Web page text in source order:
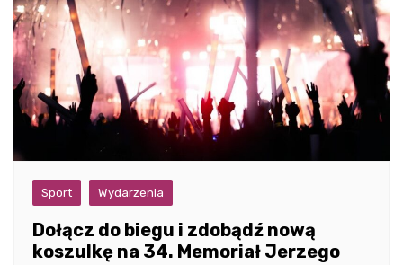
Sport Wydarzenia
Dołącz do biegu i zdobądź nową
koszulkę na 34. Memoriał Jerzego